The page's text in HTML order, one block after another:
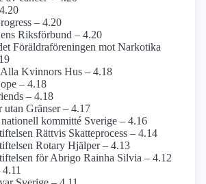
– 4.20
Riksförbund – 4.20
Föräldra­föreningen mot Narkotika
Kvinnors Hus – 4.18
– 4.18
– 4.18
utan Gränser – 4.17
kommitté Sverige – 4.16
Rättvis Skatteprocess – 4.14
Rotary Hjälper – 4.13
för Abrigo Rainha Silvia – 4.12